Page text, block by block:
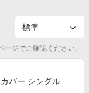
ジでご確認ください。
バー シングル